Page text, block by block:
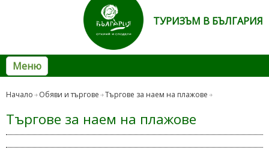
ТУРИЗЪМ В БЪЛГАРИЯ
Меню
Начало Обяви и търгове Търгове за наем на плажове
Търгове за наем на плажове